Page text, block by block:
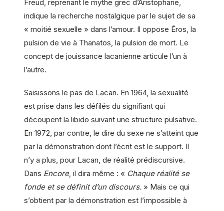
Freud, reprenant le mythe grec d’Aristophane,
indique la recherche nostalgique par le sujet de sa
« moitié sexuelle » dans l’amour. Il oppose Éros, la
pulsion de vie à Thanatos, la pulsion de mort. Le
concept de jouissance lacanienne articule l’un à
l’autre.
Saisissons le pas de Lacan. En 1964, la sexualité
est prise dans les défilés du signifiant qui
découpent la libido suivant une structure pulsative.
En 1972, par contre, le dire du sexe ne s’atteint que
par la démonstration dont l’écrit est le support. Il
n’y a plus, pour Lacan, de réalité prédiscursive.
Dans Encore, il dira même : « Chaque réalité se
fonde et se définit d’un discours. » Mais ce qui
s’obtient par la démonstration est l’impossible à